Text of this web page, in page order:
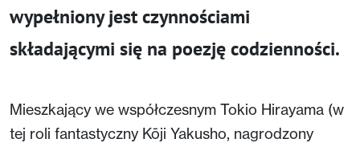
wypełniony jest czynnościami
składającymi się na poezję codzienności.
Mieszkający we współczesnym Tokio Hirayama (w
tej roli fantastyczny Kōji Yakusho, nagrodzony